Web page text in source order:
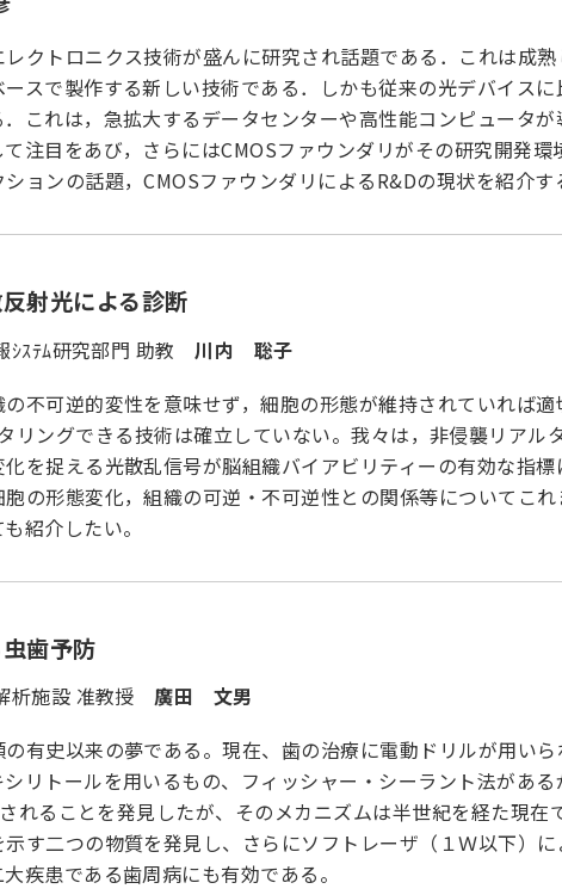
クトロニクス技術が盛んに研究され話題である．これは成
スで製作する新しい技術である．しかも従来の光デバイス
これは，急拡大するデータセンターや高性能コンピュータ
注目をあび，さらにはCMOSファウンダリがその研究開発
ョンの話題，CMOSファウンダリによるR&Dの現状を紹介す
射光による診断
ｼｽﾃﾑ研究部門 助教川内 聡子
不可逆的変性を意味せず，細胞の形態が維持されていれば
ングできる技術は確立していない。我々は，非侵襲リアル
を捉える光散乱信号が脳組織バイアビリティーの有効な指
の形態変化，組織の可逆・不可逆性との関係等についてこ
紹介したい。
歯予防
析施設 准教授廣田 文男
有史以来の夢である。現在、歯の治療に電動ドリルが用い
リトールを用いるもの、フィッシャー・シーラント法があ
れることを発見したが、そのメカニズムは半世紀を経た現
す二つの物質を発見し、さらにソフトレーザ（１Ｗ以下）
疾患である歯周病にも有効である。